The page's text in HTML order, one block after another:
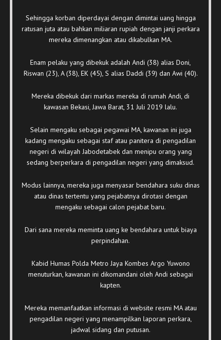
Sehingga korban diperdayai dengan dimintai uang hingga
ratusan juta atau bahkan miliaran rupiah dengan janji perkara
mereka dimenangkan atau dikabulkan MA.
Enam pelaku yang dibekuk adalah Andi (38) alias Doni,
Riswan (23), A (38), EK (45), S alias Daddi (39) dan Awi (40).
Mereka dibekuk dari markas mereka di rumah Andi, di
kawasan Bekasi, Jawa Barat, 31 Juli 2019 lalu.
Selain mengaku sebagai pegawai MA, kawanan ini juga
kadang mengaku sebagai staf atau panitera di pengadilan
negeri di wilayah Jabodetabek dan menipu orang yang
sedang berperkara di pengadilan negeri yang dimaksud.
Modus lainnya, mereka juga menyasar bendahara suku dinas
atau dinas tertentu yang pejabatnya dirotasi dengan
mengaku sebagai calon pejabat baru.
Dari sana mereka meminta uang ke bendahara untuk biaya
perpindahan.
Kabid Humas Polda Metro Jaya Kombes Argo Yuwono
menuturkan, kawanan ini dikomandani oleh Andi sebagai
kapten.
Mereka memanfaatkan informasi di website resmi MA atau
pengadilan negeri yang menampilkan laporan perkara,
jadwal sidang dan putusan.